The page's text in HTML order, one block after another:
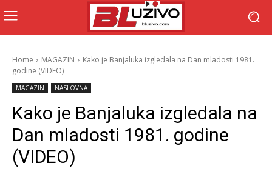
Home MAGAZIN
Kako je Banjaluka izgledala na Dan mladosti 1981.
godine (VIDEO)
MAGAZIN NASLOVNA
Kako je Banjaluka izgledala na
Dan mladosti 1981. godine
(VIDEO)